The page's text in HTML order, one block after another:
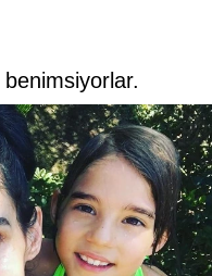
benimsiyorlar.